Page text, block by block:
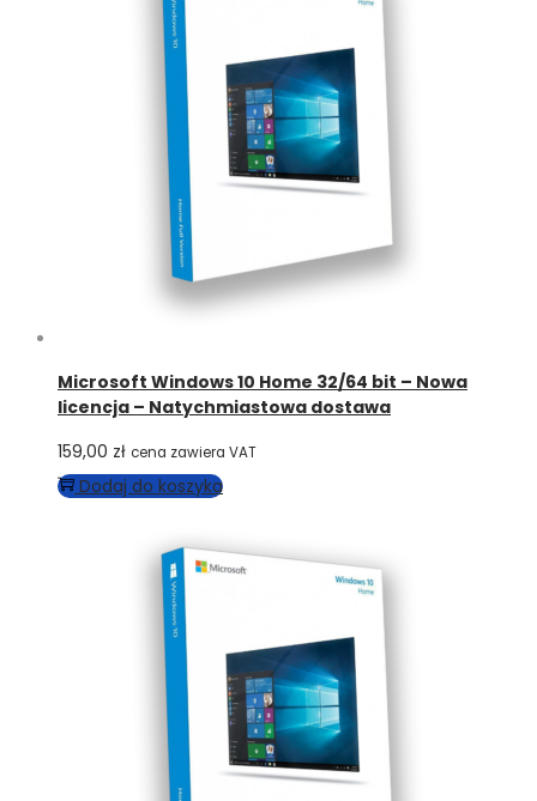
Microsoft Windows 10 Home 32/64 bit – Nowa
licencja – Natychmiastowa dostawa
159,00 zł cena zawiera VAT
Dodaj do koszyka